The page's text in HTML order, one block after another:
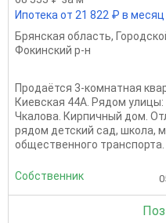
Ипотека от 21 822 ₽ в месяц
Брянская область,
Фокинский р-н
Пpoдаётся 3-кoмнатнaя
Киевская 44А. Рядом
Чкалова. Кирпичный дом.
рядом детский сад, школа,
общественного транспорта.
Собственник